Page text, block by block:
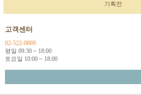
기획전
고객센터
02-522-0869
평일 09:30 ~ 18:00
토요일 10:00 ~ 18:00